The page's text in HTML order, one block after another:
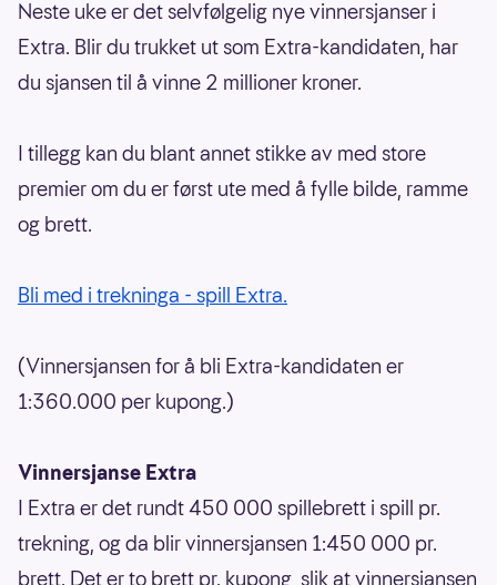
Neste uke er det selvfølgelig nye vinnersjanser i
Extra. Blir du trukket ut som Extra-kandidaten, har
du sjansen til å vinne 2 millioner kroner.
I tillegg kan du blant annet stikke av med store
premier om du er først ute med å fylle bilde, ramme
og brett.
Bli med i trekninga - spill Extra.
(Vinnersjansen for å bli Extra-kandidaten er
1:360.000 per kupong.)
Vinnersjanse Extra
I Extra er det rundt 450 000 spillebrett i spill pr.
trekning, og da blir vinnersjansen 1:450 000 pr.
brett. Det er to brett pr. kupong, slik at vinnersjansen